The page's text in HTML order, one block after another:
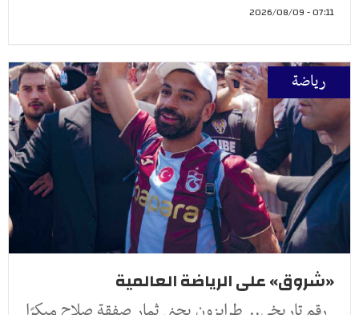
07:11 - 2026/08/09
رياضة
«شروق» على الرياضة العالمية